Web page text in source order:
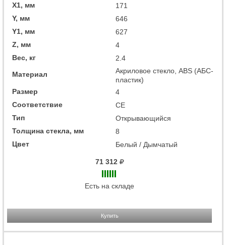
X1, мм
171
Y, мм
646
Y1, мм
627
Z, мм
4
Вес, кг
2.4
Материал
Акриловое стекло, ABS (АБС-
пластик)
Размер
4
Соответствие
CE
Тип
Открывающийся
Толщина стекла, мм
8
Цвет
Белый / Дымчатый
71 312
Есть на складе
Купить